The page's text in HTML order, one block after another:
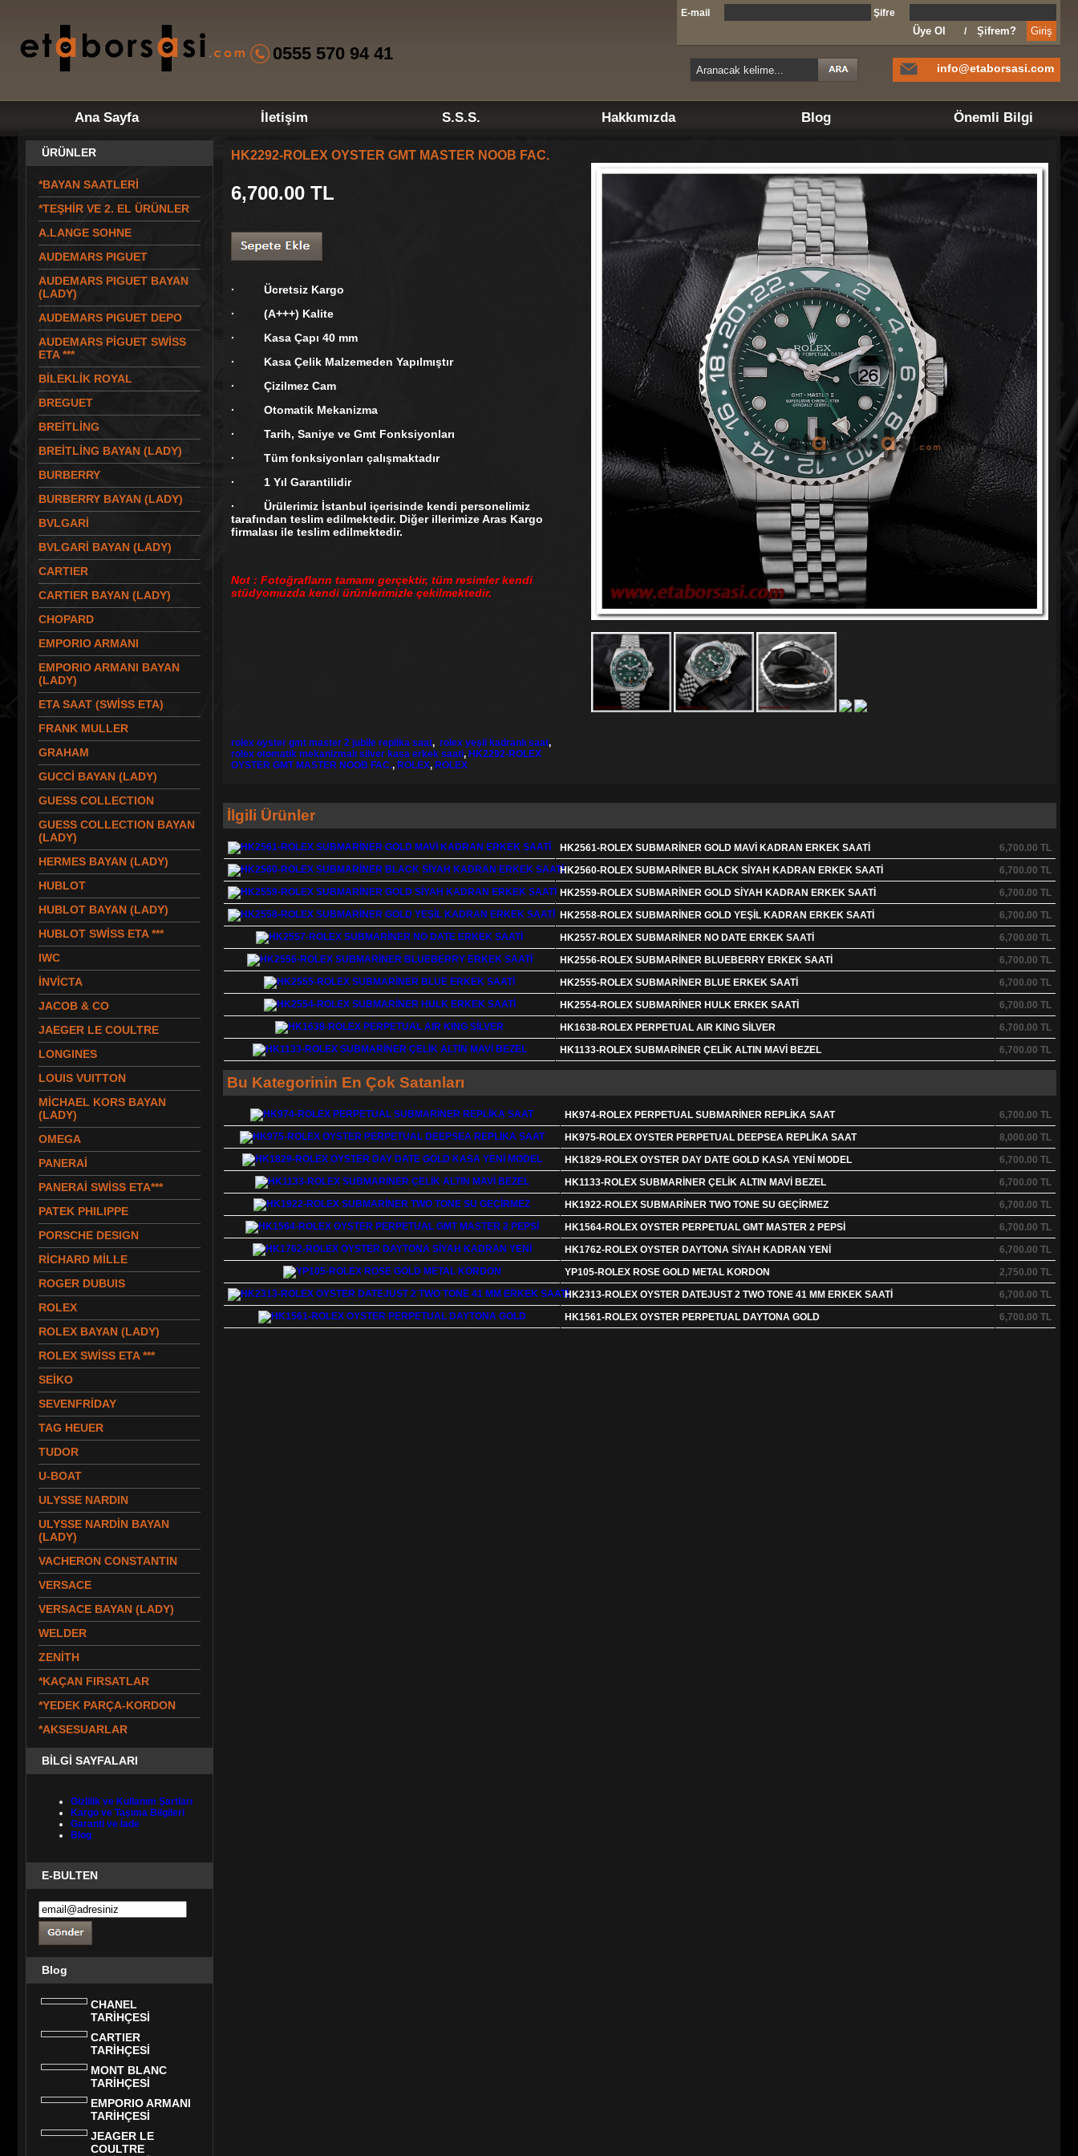
E-mail Şifre
Üye Ol / Şifrem?
0555 570 94 41
info@etaborsasi.com
Ana Sayfa İletişim S.S.S. Hakkımızda Blog Önemli Bilgi
ÜRÜNLER
*BAYAN SAATLERİ
*TEŞHİR VE 2. EL ÜRÜNLER
A.LANGE SOHNE
AUDEMARS PIGUET
AUDEMARS PIGUET BAYAN
(LADY)
AUDEMARS PIGUET DEPO
AUDEMARS PİGUET SWİSS
ETA ***
BİLEKLİK ROYAL
BREGUET
BREİTLİNG
BREİTLİNG BAYAN (LADY)
BURBERRY
BURBERRY BAYAN (LADY)
BVLGARİ
BVLGARİ BAYAN (LADY)
CARTIER
CARTIER BAYAN (LADY)
CHOPARD
EMPORIO ARMANI
EMPORIO ARMANI BAYAN
(LADY)
ETA SAAT (SWİSS ETA)
FRANK MULLER
GRAHAM
GUCCİ BAYAN (LADY)
GUESS COLLECTION
GUESS COLLECTION BAYAN
(LADY)
HERMES BAYAN (LADY)
HUBLOT
HUBLOT BAYAN (LADY)
HUBLOT SWİSS ETA ***
IWC
İNVİCTA
JACOB & CO
JAEGER LE COULTRE
LONGINES
LOUIS VUITTON
MİCHAEL KORS BAYAN
(LADY)
OMEGA
PANERAİ
PANERAİ SWİSS ETA***
PATEK PHILIPPE
PORSCHE DESIGN
RİCHARD MİLLE
ROGER DUBUIS
ROLEX
ROLEX BAYAN (LADY)
ROLEX SWİSS ETA ***
SEİKO
SEVENFRİDAY
TAG HEUER
TUDOR
U-BOAT
ULYSSE NARDIN
ULYSSE NARDİN BAYAN
(LADY)
VACHERON CONSTANTIN
VERSACE
VERSACE BAYAN (LADY)
WELDER
ZENİTH
*KAÇAN FIRSATLAR
*YEDEK PARÇA-KORDON
*AKSESUARLAR
BİLGİ SAYFALARI
Gizlilik ve Kullanım Şartları
Kargo ve Taşıma Bilgileri
Garanti ve İade
Blog
E-BULTEN
Blog
CHANEL
TARİHÇESİ
CARTIER
TARİHÇESİ
MONT BLANC
TARİHÇESİ
EMPORIO ARMANI
TARİHÇESİ
JEAGER LE
COULTRE
HK2292-ROLEX OYSTER GMT MASTER NOOB FAC.
6,700.00 TL
· Ücretsiz Kargo
· (A+++) Kalite
· Kasa Çapı 40 mm
· Kasa Çelik Malzemeden Yapılmıştır
· Çizilmez Cam
· Otomatik Mekanizma
· Tarih, Saniye ve Gmt Fonksiyonları
· Tüm fonksiyonları çalışmaktadır
· 1 Yıl Garantilidir
· Ürülerimiz İstanbul içerisinde kendi personelimiz
tarafından teslim edilmektedir. Diğer illerimize Aras Kargo
firmalası ile teslim edilmektedir.
Not : Fotoğrafların tamamı gerçektir, tüm resimler kendi
stüdyomuzda kendi ürünlerimizle çekilmektedir.
rolex oyster gmt master 2 jubile replika saat, rolex yeşil kadranlı saat,
rolex otomatik mekanizmalı silver kasa erkek saati, HK2292-ROLEX
OYSTER GMT MASTER NOOB FAC., ROLEX, ROLEX
İlgili Ürünler
HK2561-ROLEX SUBMARİNER GOLD MAVİ KADRAN ERKEK SAATİ 6,700.00 TL
HK2560-ROLEX SUBMARİNER BLACK SİYAH KADRAN ERKEK SAATİ
6,700.00 TL
HK2559-ROLEX SUBMARİNER GOLD SİYAH KADRAN ERKEK SAATİ
6,700.00 TL
HK2558-ROLEX SUBMARİNER GOLD YEŞİL KADRAN ERKEK SAATİ
6,700.00 TL
HK2557-ROLEX SUBMARİNER NO DATE ERKEK SAATİ
6,700.00 TL
HK2556-ROLEX SUBMARİNER BLUEBERRY ERKEK SAATİ
6,700.00 TL
HK2555-ROLEX SUBMARİNER BLUE ERKEK SAATİ
6,700.00 TL
HK2554-ROLEX SUBMARİNER HULK ERKEK SAATİ
6,700.00 TL
HK1638-ROLEX PERPETUAL AIR KING SİLVER
6,700.00 TL
HK1133-ROLEX SUBMARİNER ÇELİK ALTIN MAVİ BEZEL
6,700.00 TL
Bu Kategorinin En Çok Satanları
HK974-ROLEX PERPETUAL SUBMARİNER REPLİKA SAAT 6,700.00 TL
HK975-ROLEX OYSTER PERPETUAL DEEPSEA REPLİKA SAAT
8,000.00 TL
HK1829-ROLEX OYSTER DAY DATE GOLD KASA YENİ MODEL
6,700.00 TL
HK1133-ROLEX SUBMARİNER ÇELİK ALTIN MAVİ BEZEL
6,700.00 TL
HK1922-ROLEX SUBMARİNER TWO TONE SU GEÇİRMEZ
6,700.00 TL
HK1564-ROLEX OYSTER PERPETUAL GMT MASTER 2 PEPSİ
6,700.00 TL
HK1762-ROLEX OYSTER DAYTONA SİYAH KADRAN YENİ
6,700.00 TL
YP105-ROLEX ROSE GOLD METAL KORDON
2,750.00 TL
HK2313-ROLEX OYSTER DATEJUST 2 TWO TONE 41 MM ERKEK SAATİ
6,700.00 TL
HK1561-ROLEX OYSTER PERPETUAL DAYTONA GOLD
6,700.00 TL